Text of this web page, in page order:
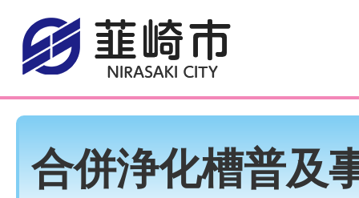
合併浄化槽普及